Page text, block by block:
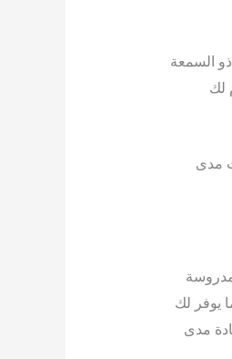
السمعة
لك
مدى
مدروسة
يوفر لك
مدى